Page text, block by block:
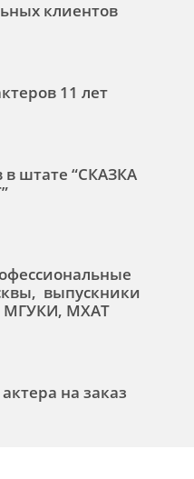
клиентов
11 лет
в штате “СКАЗКА
выпускники
МГУКИ, МХАТ
на заказ